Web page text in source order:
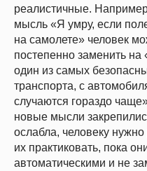
реалистичные.
мысль «Я умру, если
на самолете» человек
постепенно заменить
один из самых
транспорта, с
случаются гораздо
новые мысли
ослабла, человеку нужно
их практиковать, пока
автоматическими и не